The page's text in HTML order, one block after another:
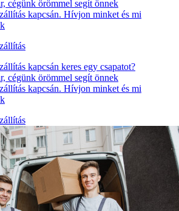
cégünk örömmel segít önnek
kapcsán. Hívjon minket és mi
kapcsán keres egy csapatot?
cégünk örömmel segít önnek
kapcsán. Hívjon minket és mi